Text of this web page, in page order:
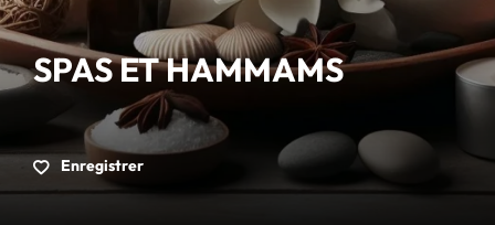
SPAS ET HAMMAMS
Enregistrer